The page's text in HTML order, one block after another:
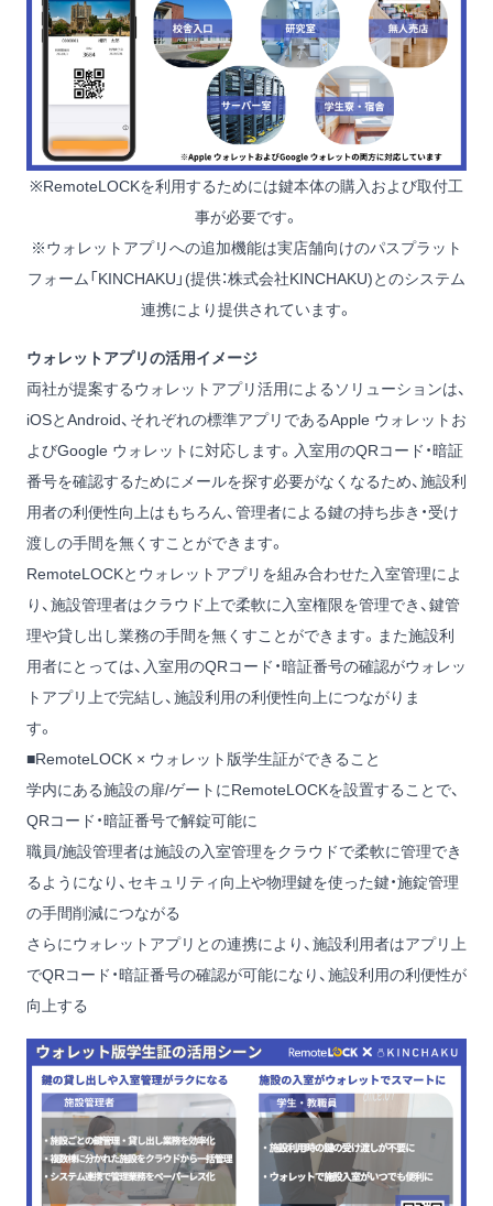
※RemoteLOCKを利用するためには鍵本体の購入および取付工
事が必要です。
※ウォレットアプリへの追加機能は実店舗向けのパスプラット
フォーム「KINCHAKU」(提供：株式会社KINCHAKU)とのシステム
連携により提供されています。
ウォレットアプリの活用イメージ
両社が提案するウォレットアプリ活用によるソリューションは、
iOSとAndroid、それぞれの標準アプリであるApple ウォレットお
よびGoogle ウォレットに対応します。入室用のQRコード・暗証
番号を確認するためにメールを探す必要がなくなるため、施設利
用者の利便性向上はもちろん、管理者による鍵の持ち歩き・受け
渡しの手間を無くすことができます。
RemoteLOCKとウォレットアプリを組み合わせた入室管理によ
り、施設管理者はクラウド上で柔軟に入室権限を管理でき、鍵管
理や貸し出し業務の手間を無くすことができます。また施設利
用者にとっては、入室用のQRコード・暗証番号の確認がウォレッ
トアプリ上で完結し、施設利用の利便性向上につながりま
す。
■RemoteLOCK × ウォレット版学生証ができること
学内にある施設の扉/ゲートにRemoteLOCKを設置することで、
QRコード・暗証番号で解錠可能に
職員/施設管理者は施設の入室管理をクラウドで柔軟に管理でき
るようになり、セキュリティ向上や物理鍵を使った鍵・施錠管理
の手間削減につながる
さらにウォレットアプリとの連携により、施設利用者はアプリ上
でQRコード・暗証番号の確認が可能になり、施設利用の利便性が
向上する